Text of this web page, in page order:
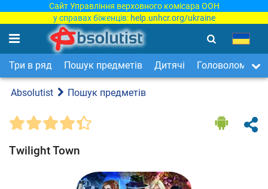
Сайт Управління верховного комісара ООН
у справах біженців: help.unhcr.org/ukraine
Три в ряд Пошук предметів Дитячі Головоломки
Absolutist Пошук предметів
Twilight Town